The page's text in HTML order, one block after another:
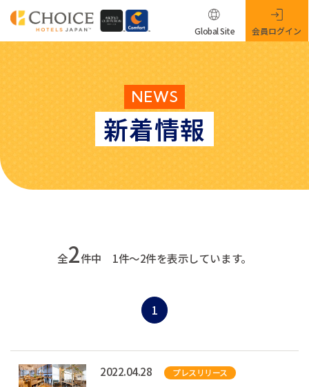
NEWS
新着情報
Global Site 会員ログイン
全2件中 1件～2件を表示しています。
1
2022.04.28 プレスリリース